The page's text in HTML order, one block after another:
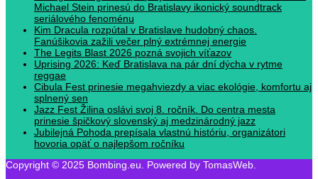
Michael Stein prinesú do Bratislavy ikonický soundtrack
seriálového fenoménu
Kim Dracula rozpútal v Bratislave hudobný chaos.
Fanúšikovia zažili večer plný extrémnej energie
The Legits Blast 2026 pozná svojich víťazov
Uprising 2026: Keď Bratislava na pár dní dýcha v rytme
reggae
Cibula Fest prinesie megahviezdy a viac ekológie, komfortu aj
splnený sen
Jazz Fest Žilina oslávi svoj 8. ročník. Do centra mesta
prinesie špičkový slovenský aj medzinárodný jazz
Jubilejná Pohoda prepísala vlastnú históriu, organizátori
hovoria opäť o najlepšom ročníku
Copyright © 2025 Bombing.eu. Powered by TomasWeb.